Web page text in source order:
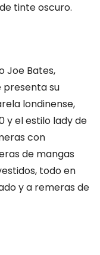
tinte oscuro.
Joe Bates,
presenta su
londinense,
y el estilo lady de
con
de mangas
todo en
y a remeras de